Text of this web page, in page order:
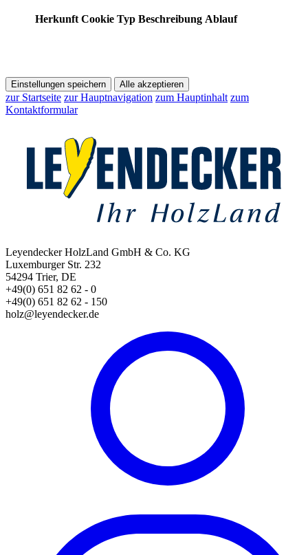
Herkunft Cookie Typ Beschreibung Ablauf
Einstellungen speichern Alle akzeptieren
zur Startseite zur Hauptnavigation zum Hauptinhalt zum
Kontaktformular
Leyendecker HolzLand GmbH & Co. KG
Luxemburger Str. 232
54294 Trier, DE
+49(0) 651 82 62 - 0
+49(0) 651 82 62 - 150
holz@leyendecker.de